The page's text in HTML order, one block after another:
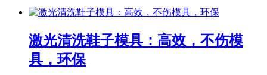
激光清洗鞋子模具：高效，不伤模
具，环保